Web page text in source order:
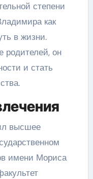
степени
как
в жизни.
родителей, он
и стать
высшее
имени Мориса